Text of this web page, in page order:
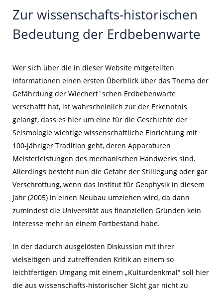
Zur wissenschafts-historischen
Bedeutung der Erdbebenwarte
Wer sich über die in dieser Website mitgeteilten
Informationen einen ersten Überblick über das Thema der
Gefährdung der Wiechert`schen Erdbebenwarte
verschafft hat, ist wahrscheinlich zur der Erkenntnis
gelangt, dass es hier um eine für die Geschichte der
Seismologie wichtige wissenschaftliche Einrichtung mit
100-jähriger Tradition geht, deren Apparaturen
Meisterleistungen des mechanischen Handwerks sind.
Allerdings besteht nun die Gefahr der Stilllegung oder gar
Verschrottung, wenn das Institut für Geophysik in diesem
Jahr (2005) in einen Neubau umziehen wird, da dann
zumindest die Universität aus finanziellen Gründen kein
Interesse mehr an einem Fortbestand habe.
In der dadurch ausgelösten Diskussion mit ihrer
vielseitigen und zutreffenden Kritik an einem so
leichtfertigen Umgang mit einem „Kulturdenkmal“ soll hier
die aus wissenschafts-historischer Sicht gar nicht zu